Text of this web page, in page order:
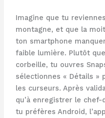
Imagine que tu
montagne, et que la
ton smartphone
faible lumière. Plutôt
corbeille, tu ouvres
sélectionnes « Détails
les curseurs. Après
qu’à enregistrer le chef-
tu préfères Android,